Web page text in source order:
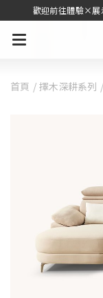
歡迎前往體驗×
首頁 擇木深耕系列